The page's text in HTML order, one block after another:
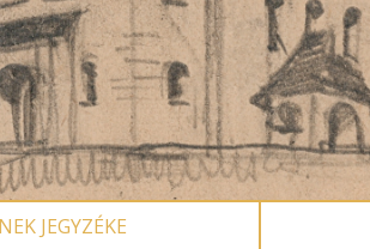
JEGYZÉKE